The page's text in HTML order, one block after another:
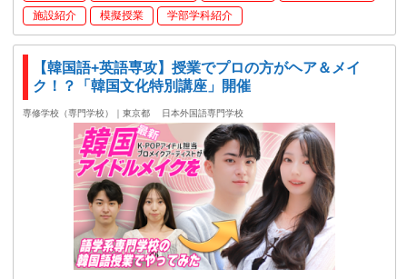
施設紹介
模擬授業 学部学科紹介
【韓国語+英語専攻】授業でプロの方がヘア＆メイ
ク！？「韓国文化特別講座」開催
専修学校（専門学校）｜東京都 日本外国語専門学校